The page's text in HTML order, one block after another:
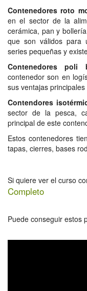
Contenedores roto
en el sector de la
cerámica, pan y
que son válidos para
series pequeñas y
Contenedores poli
contenedor son en
sus ventajas
Contendores
sector de la pesca,
principal de este
Estos contenedores
tapas, cierres, bases
Si quiere ver el curso
Completo
Puede conseguir estos